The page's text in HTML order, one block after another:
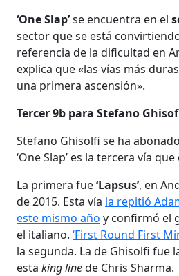
‘One Slap’se encuentra en el
sector que se está
referencia de la dificultad en
explica que «las vías más
una primera ascensión».
Tercer 9b para Stefano
Stefano Ghisolfi se ha
‘One Slap’ es la tercera vía
La primera fue‘Lapsus’, en
de 2015. Esta vía la repitió
este mismo año y confirmó el
el italiano. ‘First Round First
la segunda. La de Ghisolfi fue
esta king linede Chris Sharma.